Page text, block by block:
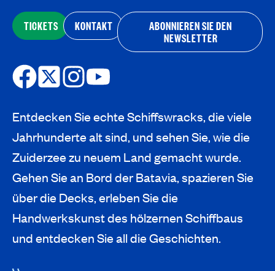
TICKETS KONTAKT
ABONNIEREN SIE DEN
NEWSLETTER
Entdecken Sie echte Schiffswracks, die viele
Jahrhunderte alt sind, und sehen Sie, wie die
Zuiderzee zu neuem Land gemacht wurde.
Gehen Sie an Bord der Batavia, spazieren Sie
über die Decks, erleben Sie die
Handwerkskunst des hölzernen Schiffbaus
und entdecken Sie all die Geschichten.